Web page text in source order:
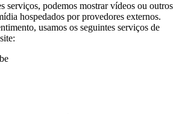
serviços, podemos mostrar vídeos ou outros
hospedados por provedores externos.
usamos os seguintes serviços de